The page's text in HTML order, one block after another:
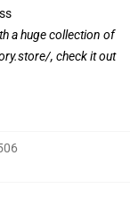
a huge collection of
, check it out